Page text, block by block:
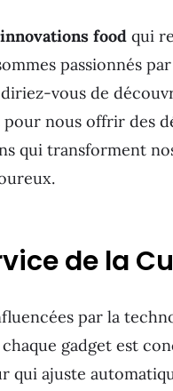
innovations food qui
passionnés
vous de
nous offrir des
qui transforment
de la
par la
gadget est
qui ajuste